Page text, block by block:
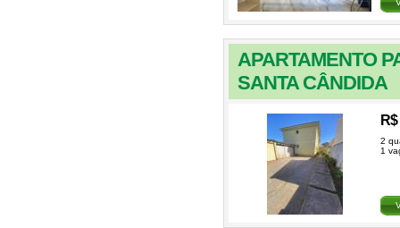
APARTAMENTO
SANTA CÂNDIDA
2
1